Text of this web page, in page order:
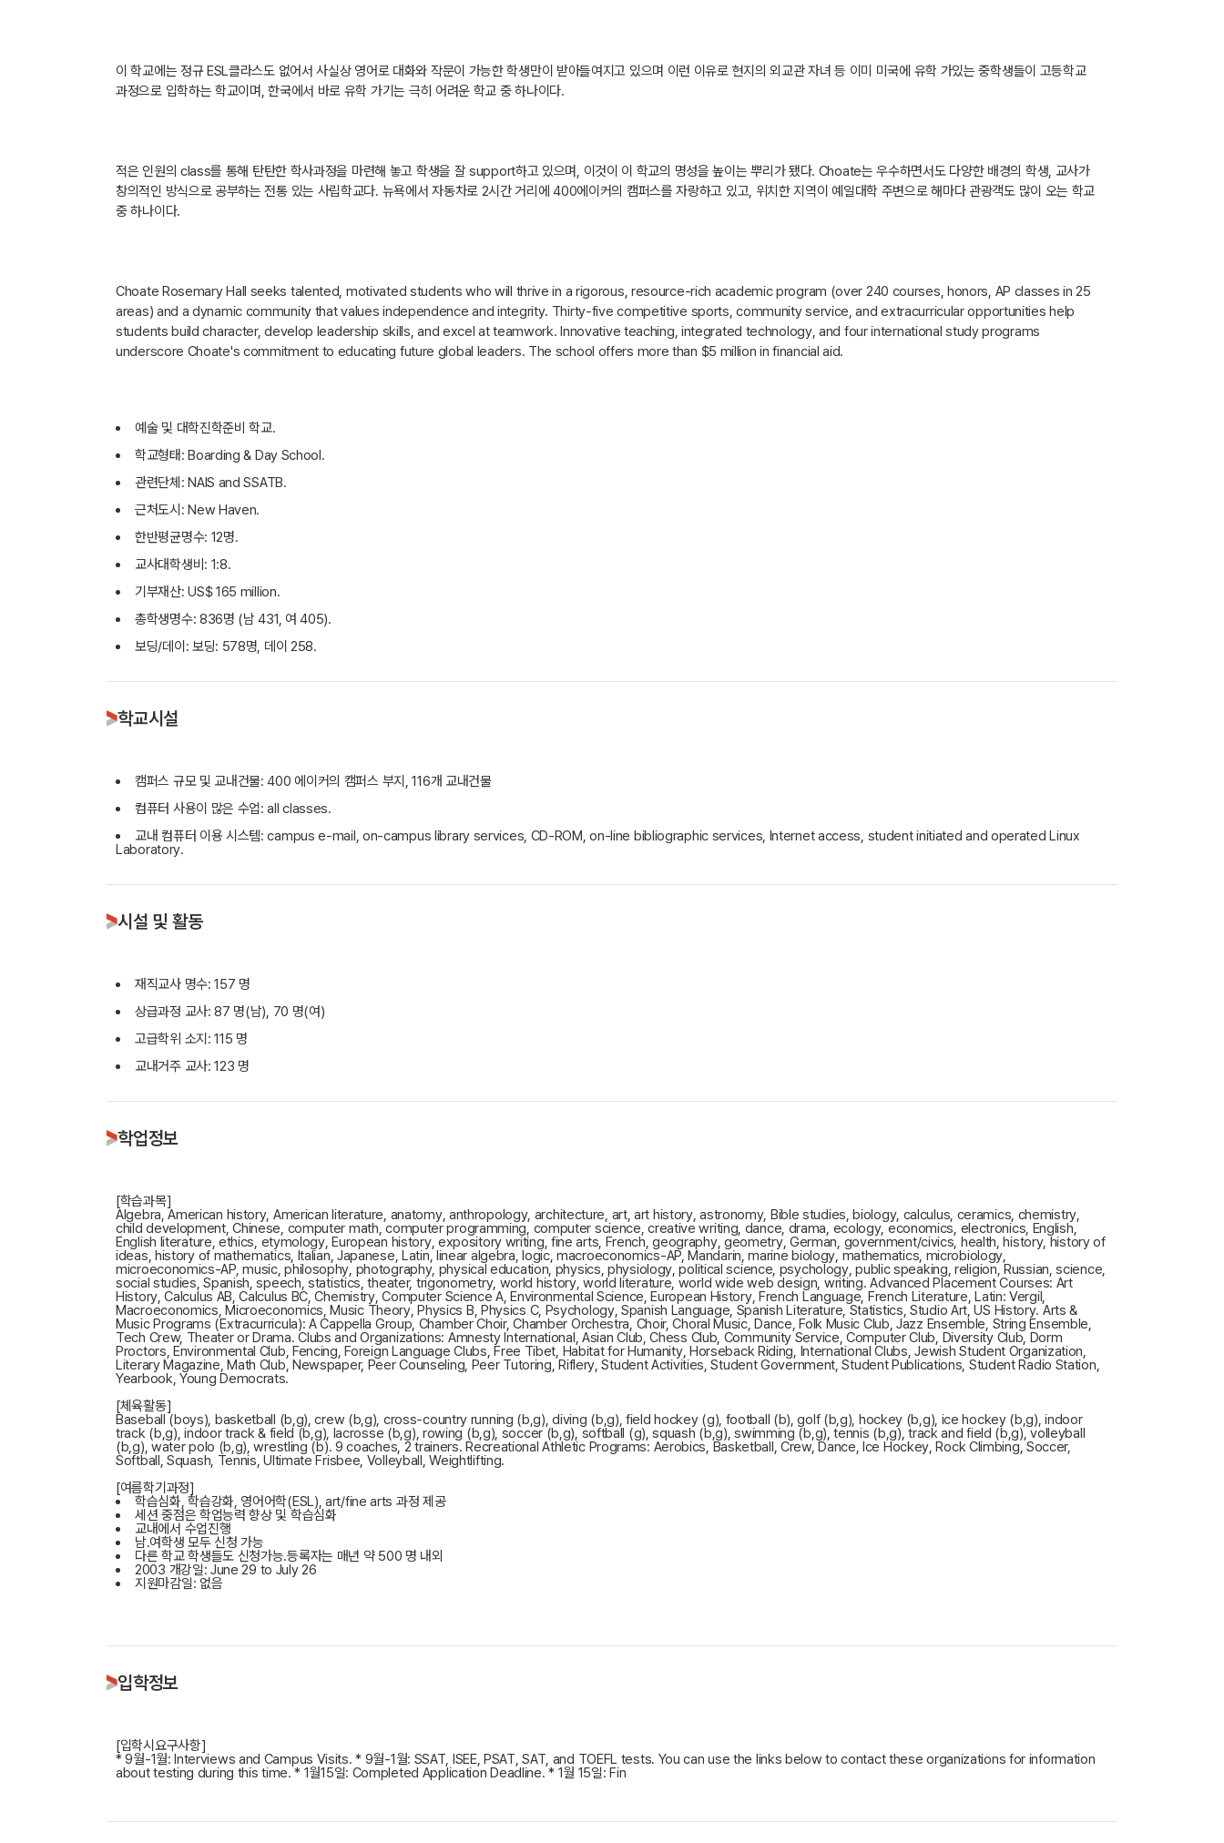
이 학교에는 정규 ESL클라스도 없어서 사실상 영어로 대화와 작문이 가능한 학생만이 받아들여지고 있으며 이런 이유로 현지의 외교관 자녀 등 이미 미국에 유학 가있는 중학생들이 고등학교
과정으로 입학하는 학교이며, 한국에서 바로 유학 가기는 극히 어려운 학교 중 하나이다.
적은 인원의 class를 통해 탄탄한 학사과정을 마련해 놓고 학생을 잘 support하고 있으며, 이것이 이 학교의 명성을 높이는 뿌리가 됐다. Choate는 우수하면서도 다양한 배경의 학생, 교사가
창의적인 방식으로 공부하는 전통 있는 사립학교다. 뉴욕에서 자동차로 2시간 거리에 400에이커의 캠퍼스를 자랑하고 있고, 위치한 지역이 예일대학 주변으로 해마다 관광객도 많이 오는 학교
중 하나이다.
Choate Rosemary Hall seeks talented, motivated students who will thrive in a rigorous, resource-rich academic program (over 240 courses, honors, AP classes in 25
areas) and a dynamic community that values independence and integrity. Thirty-five competitive sports, community service, and extracurricular opportunities help
students build character, develop leadership skills, and excel at teamwork. Innovative teaching, integrated technology, and four international study programs
underscore Choate's commitment to educating future global leaders. The school offers more than $5 million in financial aid.
예술 및 대학진학준비 학교.
학교형태: Boarding & Day School.
관련단체: NAIS and SSATB.
근처도시: New Haven.
한반평균명수: 12명.
교사대학생비: 1:8.
기부재산: US$ 165 million.
총학생명수: 836명 (남 431, 여 405).
보딩/데이: 보딩: 578명, 데이 258.
학교시설
캠퍼스 규모 및 교내건물: 400 에이커의 캠퍼스 부지, 116개 교내건물
컴퓨터 사용이 많은 수업: all classes.
교내 컴퓨터 이용 시스템: campus e-mail, on-campus library services, CD-ROM, on-line bibliographic services, Internet access, student initiated and operated Linux
Laboratory.
시설 및 활동
재직교사 명수: 157 명
상급과정 교사: 87 명(남), 70 명(여)
고급학위 소지: 115 명
교내거주 교사: 123 명
학업정보
[학습과목]
Algebra, American history, American literature, anatomy, anthropology, architecture, art, art history, astronomy, Bible studies, biology, calculus, ceramics, chemistry,
child development, Chinese, computer math, computer programming, computer science, creative writing, dance, drama, ecology, economics, electronics, English,
English literature, ethics, etymology, European history, expository writing, fine arts, French, geography, geometry, German, government/civics, health, history, history of
ideas, history of mathematics, Italian, Japanese, Latin, linear algebra, logic, macroeconomics-AP, Mandarin, marine biology, mathematics, microbiology,
microeconomics-AP, music, philosophy, photography, physical education, physics, physiology, political science, psychology, public speaking, religion, Russian, science,
social studies, Spanish, speech, statistics, theater, trigonometry, world history, world literature, world wide web design, writing. Advanced Placement Courses: Art
History, Calculus AB, Calculus BC, Chemistry, Computer Science A, Environmental Science, European History, French Language, French Literature, Latin: Vergil,
Macroeconomics, Microeconomics, Music Theory, Physics B, Physics C, Psychology, Spanish Language, Spanish Literature, Statistics, Studio Art, US History. Arts &
Music Programs (Extracurricula): A Cappella Group, Chamber Choir, Chamber Orchestra, Choir, Choral Music, Dance, Folk Music Club, Jazz Ensemble, String Ensemble,
Tech Crew, Theater or Drama. Clubs and Organizations: Amnesty International, Asian Club, Chess Club, Community Service, Computer Club, Diversity Club, Dorm
Proctors, Environmental Club, Fencing, Foreign Language Clubs, Free Tibet, Habitat for Humanity, Horseback Riding, International Clubs, Jewish Student Organization,
Literary Magazine, Math Club, Newspaper, Peer Counseling, Peer Tutoring, Riflery, Student Activities, Student Government, Student Publications, Student Radio Station,
Yearbook, Young Democrats.
[체육활동]
Baseball (boys), basketball (b,g), crew (b,g), cross-country running (b,g), diving (b,g), field hockey (g), football (b), golf (b,g), hockey (b,g), ice hockey (b,g), indoor
track (b,g), indoor track & field (b,g), lacrosse (b,g), rowing (b,g), soccer (b,g), softball (g), squash (b,g), swimming (b,g), tennis (b,g), track and field (b,g), volleyball
(b,g), water polo (b,g), wrestling (b). 9 coaches, 2 trainers. Recreational Athletic Programs: Aerobics, Basketball, Crew, Dance, Ice Hockey, Rock Climbing, Soccer,
Softball, Squash, Tennis, Ultimate Frisbee, Volleyball, Weightlifting.
[여름학기과정]
학습심화, 학습강화, 영어어학(ESL), art/fine arts 과정 제공
세션 중점은 학업능력 향상 및 학습심화
교내에서 수업진행
남.여학생 모두 신청 가능
다른 학교 학생들도 신청가능.등록자는 매년 약 500 명 내외
2003 개강일: June 29 to July 26
지원마감일: 없음
입학정보
[입학시요구사항]
* 9월-1월: Interviews and Campus Visits. * 9월-1월: SSAT, ISEE, PSAT, SAT, and TOEFL tests. You can use the links below to contact these organizations for information
about testing during this time. * 1월15일: Completed Application Deadline. * 1월 15일: Fin